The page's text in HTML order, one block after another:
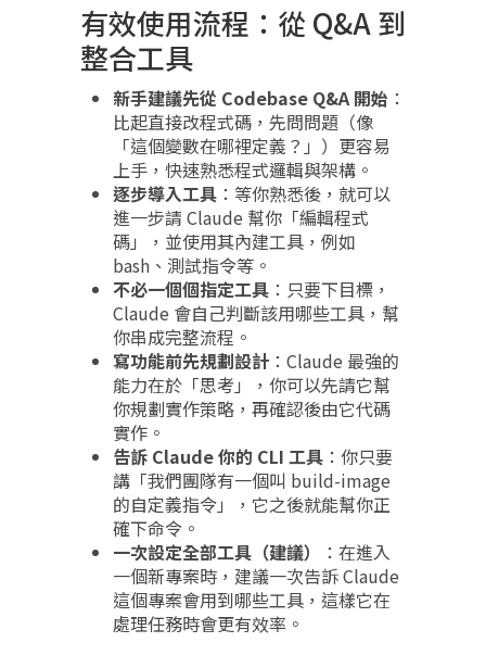
有效使用流程：從 Q&A 到
整合工具
新手建議先從 Codebase Q&A 開始 ：
比起直接改程式碼，先問問題（像
「這個變數在哪裡定義？」）更容易
上手，快速熟悉程式邏輯與架構。
逐步導入工具 ：等你熟悉後，就可以
進一步請 Claude 幫你「編輯程式
碼」，並使用其內建工具，例如
bash、測試指令等。
不必一個個指定工具 ：只要下目標，
Claude 會自己判斷該用哪些工具，幫
你串成完整流程。
寫功能前先規劃設計 ：Claude 最強的
能力在於「思考」，你可以先請它幫
你規劃實作策略，再確認後由它代碼
實作。
告訴 Claude 你的 CLI 工具 ：你只要
講「我們團隊有一個叫 build-image
的自定義指令」，它之後就能幫你正
確下命令。
一次設定全部工具（建議）
：在進入
一個新專案時，建議一次告訴 Claude
這個專案會用到哪些工具，這樣它在
處理任務時會更有效率。